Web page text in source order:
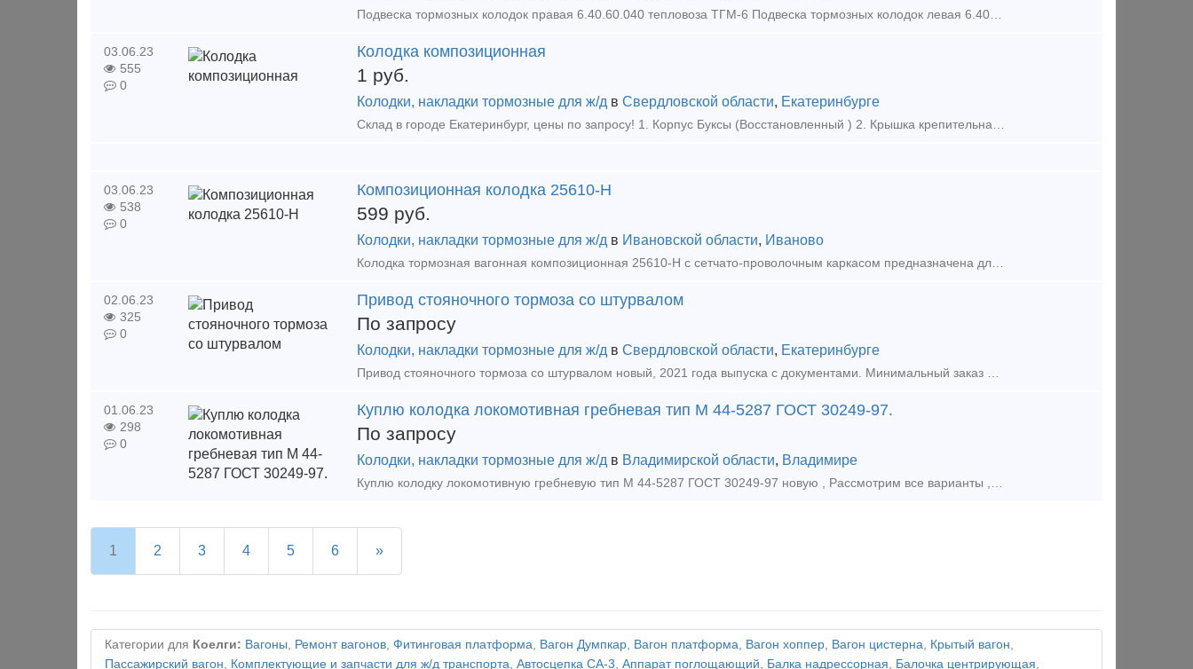
Подвеска тормозных колодок правая 6.40.60.040 тепловоза ТГМ-6 Подвеска тормозных колодок левая 6.40.60.070 тепловоза ТГМ-6 Подвеска тормозных колодок правая 6.40.60.290 тепловоза ТГМ-6
03.06.23
555
0
Колодка композиционная
1 руб.
Колодки, накладки тормозные для ж/д в Свердловской области, Екатеринбурге
Склад в городе Екатеринбург, цены по запросу! 1. Корпус Буксы (Восстановленный ) 2. Крышка крепительная 3. Лабиринтное кольцо 4. Штуцер 4370 6. Штуцер 190.02А 7. Ручка ра
03.06.23
538
0
Композиционная колодка 25610-Н
599 руб.
Колодки, накладки тормозные для ж/д в Ивановской области, Иваново
Колодка тормозная вагонная композиционная 25610-Н с сетчато-проволочным каркасом предназначена для торможения колесных пар подвижного состава. Эффективность работы композиционной тормозной кол
02.06.23
325
0
Привод стояночного тормоза со штурвалом
По запросу
Колодки, накладки тормозные для ж/д в Свердловской области, Екатеринбурге
Привод стояночного тормоза со штурвалом новый, 2021 года выпуска с документами. Минимальный заказ 10 шт. Отгрузка из г. Екатеринбург. Тип предложения: предлагаю продукцию, услугу
01.06.23
298
0
Куплю колодка локомотивная гребневая тип М 44-5287 ГОСТ 30249-97.
По запросу
Колодки, накладки тормозные для ж/д в Владимирской области, Владимире
Куплю колодку локомотивную гребневую тип М 44-5287 ГОСТ 30249-97 новую , Рассмотрим все варианты , нал., безнал., количество любое. Посредникам агентский процент!. Удобный и бы
1 2 3 4 5 6 »
Категории для Коелги: Вагоны, Ремонт вагонов, Фитинговая платформа, Вагон Думпкар, Вагон платформа, Вагон хоппер, Вагон цистерна, Крытый вагон,
Пассажирский вагон, Комплектующие и запчасти для ж/д транспорта, Автосцепка СА-3, Аппарат поглощающий, Балка надрессорная, Балочка центрирующая,